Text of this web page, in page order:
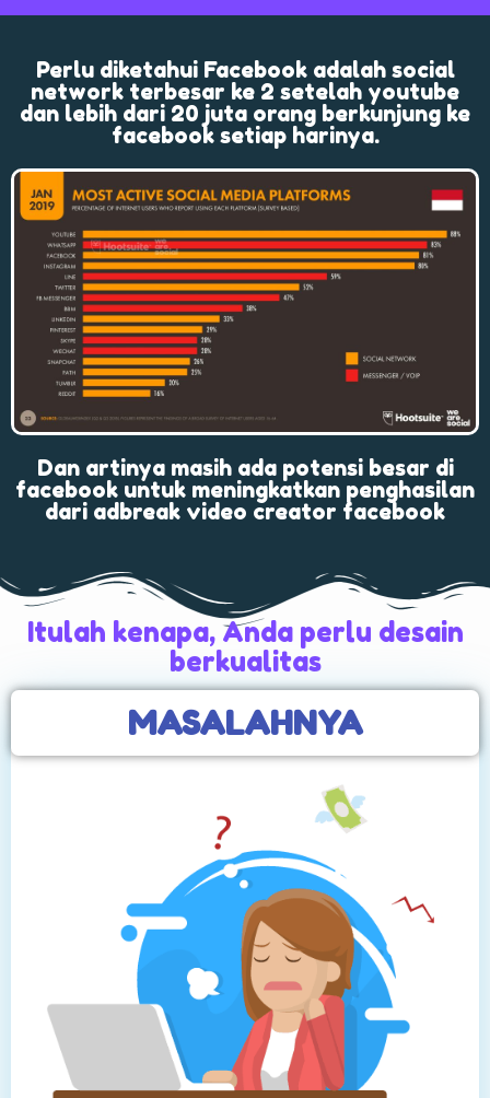
Perlu diketahui Facebook adalah social
network terbesar ke 2 setelah youtube
dan lebih dari 20 juta orang berkunjung ke
facebook setiap harinya.
Dan artinya masih ada potensi besar di
facebook untuk meningkatkan penghasilan
dari adbreak video creator facebook
Itulah kenapa, Anda perlu desain
berkualitas
MASALAHNYA